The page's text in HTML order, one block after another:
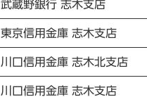
武蔵野銀行 志木支店
東京信用金庫 志木支店
川口信用金庫 志木北支店
川口信用金庫 志木支店